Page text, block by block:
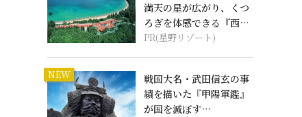
満天の星が広がり、くつ
ろぎを体感できる『西表
島ホテル by...
PR(星野リゾート)
NEW
戦国大名・武田信玄の事
績を描いた『甲陽軍鑑』
が国を滅ぼす…